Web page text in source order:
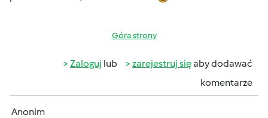
Góra strony
Zaloguj lub zarejestruj sięaby dodawać
komentarze
Anonim